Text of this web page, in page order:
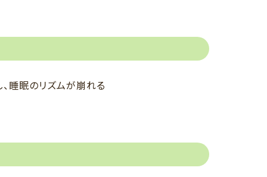
睡眠のリズムが崩れる